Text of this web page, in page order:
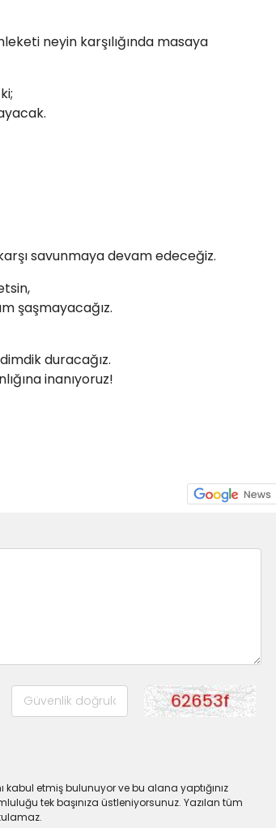
neyin karşılığında masaya
savunmaya devam edeceğiz.
şaşmayacağız.
duracağız.
inanıyoruz!
kabul etmiş bulunuyor ve bu alana yaptığınız
tek başınıza üstleniyorsunuz. Yazılan tüm